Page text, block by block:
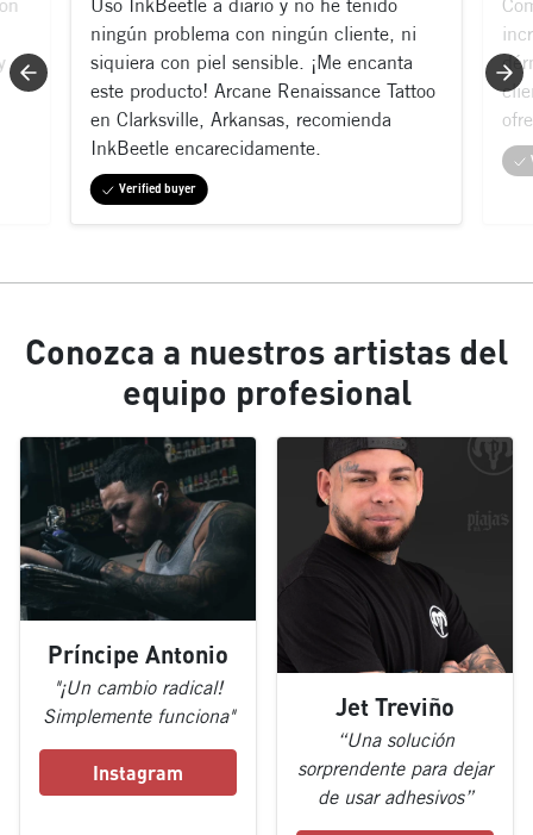
Uso InkBeetle a diario y no he tenido
ningún problema con ningún cliente, ni
siquiera con piel sensible. ¡Me encanta
este producto! Arcane Renaissance Tattoo
en Clarksville, Arkansas, recomienda
InkBeetle encarecidamente.
Verified buyer
Conozca a nuestros artistas del
equipo profesional
Príncipe Antonio
"¡Un cambio radical!
Simplemente funciona"
Instagram
Jet Treviño
“Una solución
sorprendente para dejar
de usar adhesivos”